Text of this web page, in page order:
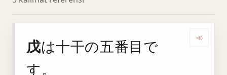
戊は十干の五番目で
す。